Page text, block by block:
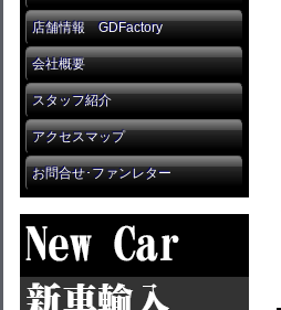
店舗情報 GDFactory
会社概要
スタッフ紹介
アクセスマップ
お問合せ･ファンレター